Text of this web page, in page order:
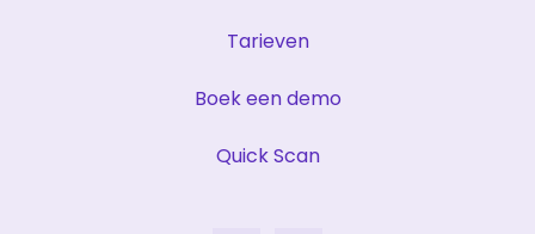
Tarieven
Boek een demo
Quick Scan